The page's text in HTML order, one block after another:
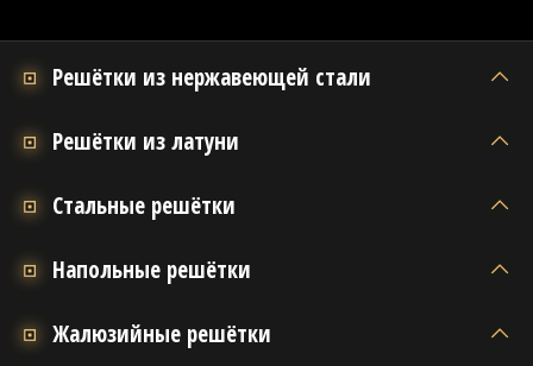
Решётки из нержавеющей стали
Решётки из латуни
Стальные решётки
Напольные решётки
Жалюзийные решётки